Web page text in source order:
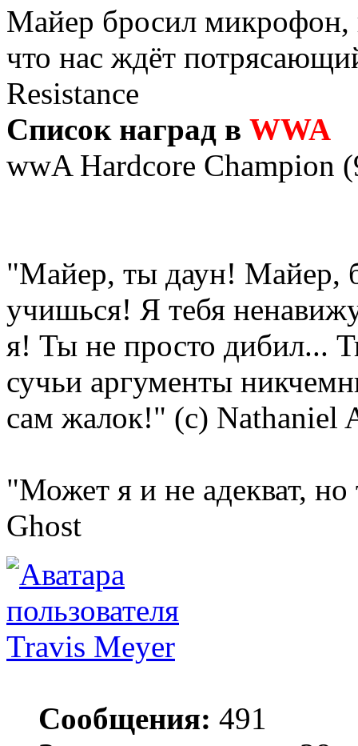
Майер бросил микрофон,
что нас ждёт
Resistance
Список наград в WWA
wwA Hardcore Champion
"Майер, ты даун! Майер,
учишься! Я тебя
я! Ты не просто дибил...
сучьи аргументы
сам жалок!" (с) Nathaniel
"Может я и не адекват,
Ghost
Travis Meyer
Сообщения: 491